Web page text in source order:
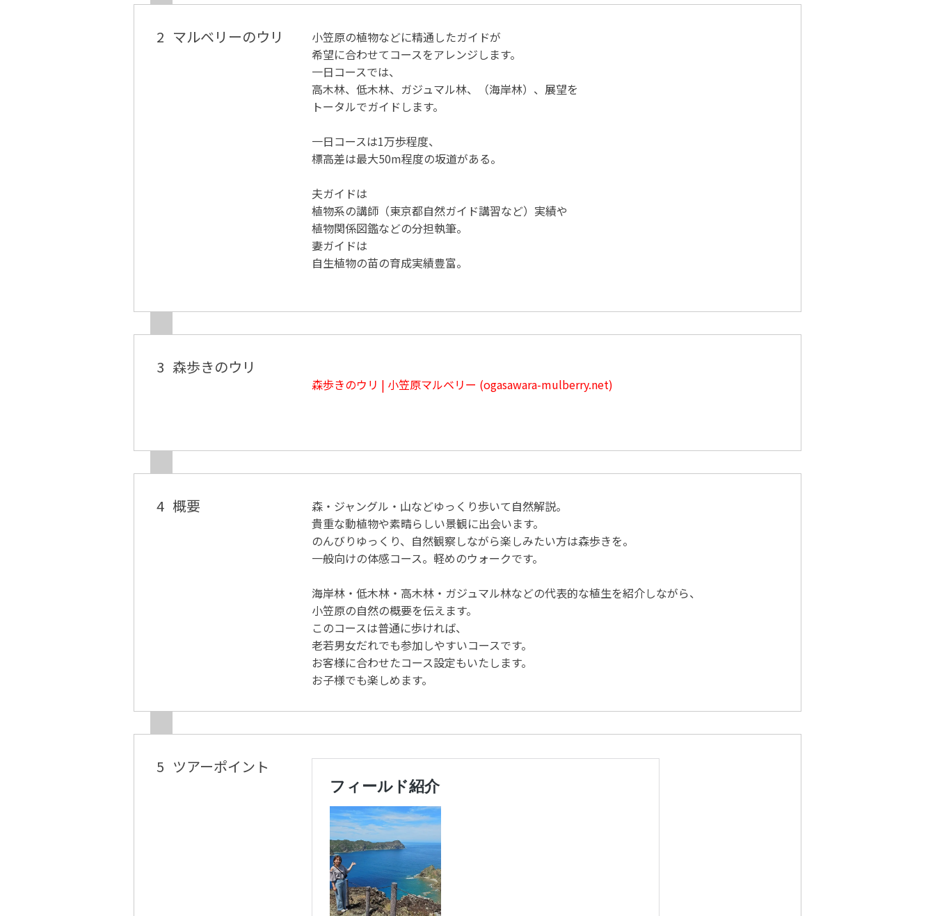
2 マルベリーのウリ
小笠原の植物などに精通したガイドが
希望に合わせてコースをアレンジします。
一日コースでは、
高木林、低木林、ガジュマル林、（海岸林）、展望を
トータルでガイドします。
一日コースは1万歩程度、
標高差は最大50m程度の坂道がある。
夫ガイドは
植物系の講師（東京都自然ガイド講習など）実績や
植物関係図鑑などの分担執筆。
妻ガイドは
自生植物の苗の育成実績豊富。
3 森歩きのウリ
森歩きのウリ | 小笠原マルベリー (ogasawara-mulberry.net)
4 概要
森・ジャングル・山などゆっくり歩いて自然解説。
貴重な動植物や素晴らしい景観に出会います。
のんびりゆっくり、自然観察しながら楽しみたい方は森歩きを。
一般向けの体感コース。軽めのウォークです。
海岸林・低木林・高木林・ガジュマル林などの代表的な植生を紹介しながら、
小笠原の自然の概要を伝えます。
このコースは普通に歩ければ、
老若男女だれでも参加しやすいコースです。
お客様に合わせたコース設定もいたします。
お子様でも楽しめます。
5 ツアーポイント